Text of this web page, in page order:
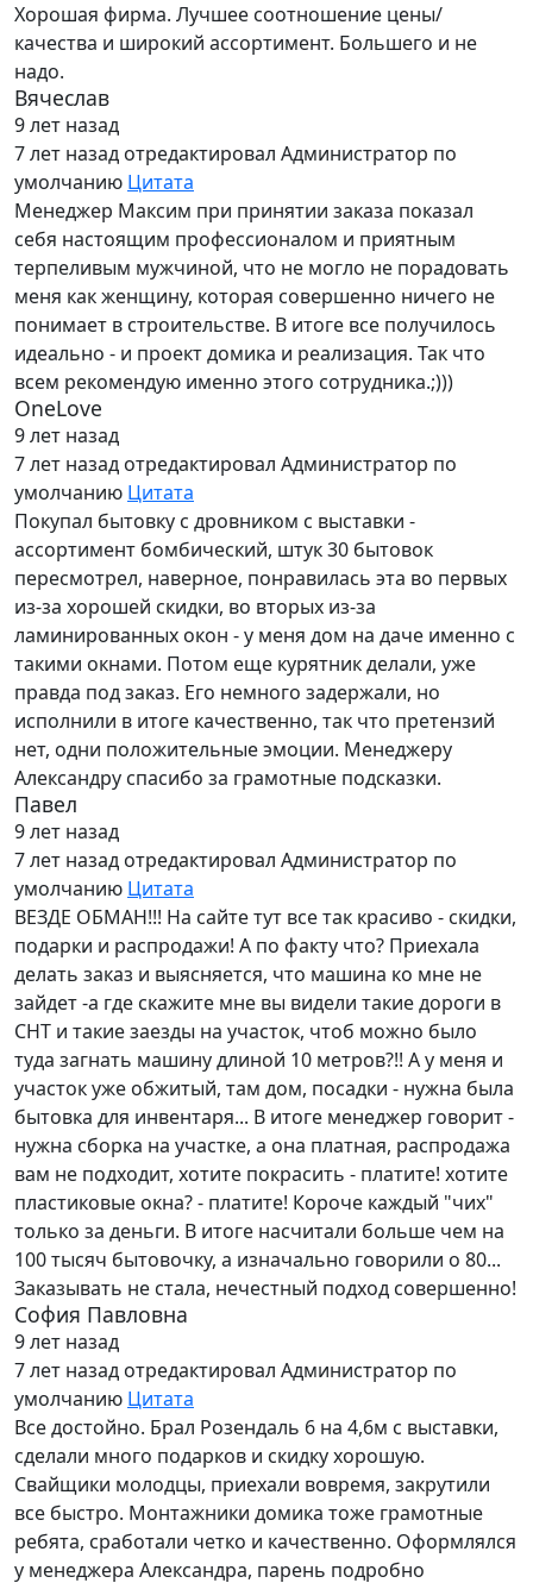
Хорошая фирма. Лучшее соотношение цены/
качества и широкий ассортимент. Большего и не
надо.
Вячеслав
9 лет назад
7 лет назад отредактировал Администратор по
умолчанию Цитата
Менеджер Максим при принятии заказа показал
себя настоящим профессионалом и приятным
терпеливым мужчиной, что не могло не порадовать
меня как женщину, которая совершенно ничего не
понимает в строительстве. В итоге все получилось
идеально - и проект домика и реализация. Так что
всем рекомендую именно этого сотрудника.;)))
OneLove
9 лет назад
7 лет назад отредактировал Администратор по
умолчанию Цитата
Покупал бытовку с дровником с выставки -
ассортимент бомбический, штук 30 бытовок
пересмотрел, наверное, понравилась эта во первых
из-за хорошей скидки, во вторых из-за
ламинированных окон - у меня дом на даче именно с
такими окнами. Потом еще курятник делали, уже
правда под заказ. Его немного задержали, но
исполнили в итоге качественно, так что претензий
нет, одни положительные эмоции. Менеджеру
Александру спасибо за грамотные подсказки.
Павел
9 лет назад
7 лет назад отредактировал Администратор по
умолчанию Цитата
ВЕЗДЕ ОБМАН!!! На сайте тут все так красиво - скидки,
подарки и распродажи! А по факту что? Приехала
делать заказ и выясняется, что машина ко мне не
зайдет -а где скажите мне вы видели такие дороги в
СНТ и такие заезды на участок, чтоб можно было
туда загнать машину длиной 10 метров?!! А у меня и
участок уже обжитый, там дом, посадки - нужна была
бытовка для инвентаря... В итоге менеджер говорит -
нужна сборка на участке, а она платная, распродажа
вам не подходит, хотите покрасить - платите! хотите
пластиковые окна? - платите! Короче каждый "чих"
только за деньги. В итоге насчитали больше чем на
100 тысяч бытовочку, а изначально говорили о 80...
Заказывать не стала, нечестный подход совершенно!
София Павловна
9 лет назад
7 лет назад отредактировал Администратор по
умолчанию Цитата
Все достойно. Брал Розендаль 6 на 4,6м с выставки,
сделали много подарков и скидку хорошую.
Свайщики молодцы, приехали вовремя, закрутили
все быстро. Монтажники домика тоже грамотные
ребята, сработали четко и качественно. Оформлялся
у менеджера Александра, парень подробно